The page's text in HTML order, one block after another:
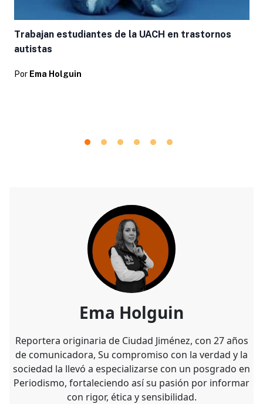
Trabajan estudiantes de la UACH en trastornos
autistas
Por Ema Holguin
Ema Holguin
Reportera originaria de Ciudad Jiménez, con 27 años
de comunicadora, Su compromiso con la verdad y la
sociedad la llevó a especializarse con un posgrado en
Periodismo, fortaleciendo así su pasión por informar
con rigor, ética y sensibilidad.